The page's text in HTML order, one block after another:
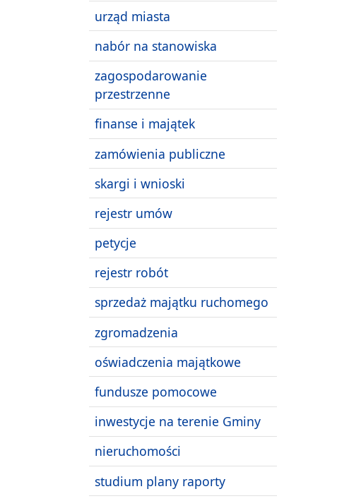
urząd miasta
nabór na stanowiska
zagospodarowanie
przestrzenne
finanse i majątek
zamówienia publiczne
skargi i wnioski
rejestr umów
petycje
rejestr robót
sprzedaż majątku ruchomego
zgromadzenia
oświadczenia majątkowe
fundusze pomocowe
inwestycje na terenie Gminy
nieruchomości
studium plany raporty